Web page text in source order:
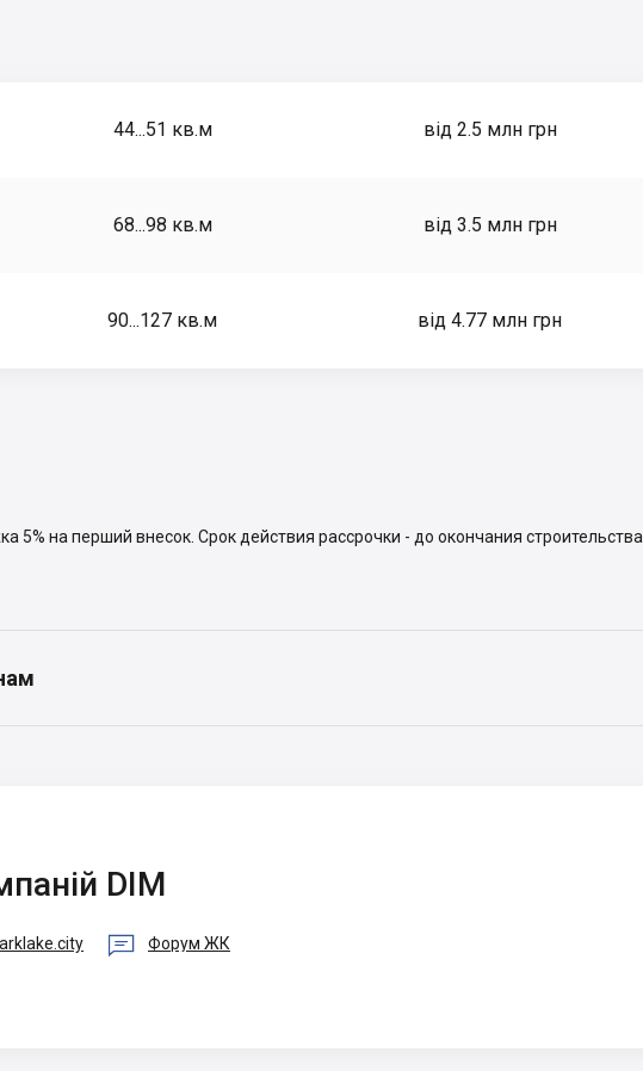
44...51 кв.м від 2.5 млн грн
68...98 кв.м від 3.5 млн грн
90...127 кв.м від 4.77 млн грн
5% на перший внесок. Срок действия рассрочки - до окончания строительства
DIM
 Форум ЖК